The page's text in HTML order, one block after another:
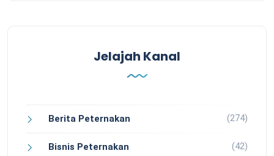
Jelajah Kanal
Berita Peternakan (274)
Bisnis Peternakan (42)